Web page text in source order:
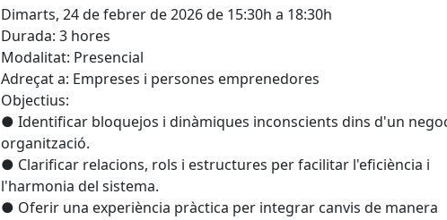
Dimarts, 24 de febrer de 2026 de 15:30h a 18:30h
Durada: 3 hores
Modalitat: Presencial
Adreçat a: Empreses i persones emprenedores
Objectius:
● Identificar bloquejos i dinàmiques inconscients dins d'un
organització.
● Clarificar relacions, rols i estructures per facilitar l'eficiència i
l'harmonia del sistema.
● Oferir una experiència pràctica per integrar canvis de manera